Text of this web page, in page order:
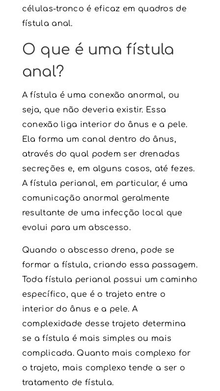
células-tronco é eficaz em quadros de
fístula anal.
O que é umafístula
anal?
Afístula é uma conexão anormal, ou
seja, que não deveria existir. Essa
conexão liga interior do ânus e a pele.
Ela forma um canal dentro do ânus,
através do qual podem ser drenadas
secreções e, em alguns casos, até fezes.
A fístula perianal, em particular, é uma
comunicação anormal geralmente
resultante de uma infecção local que
evolui para um abscesso.
Quando o abscesso drena, pode se
formar a fístula, criando essa passagem.
Todafístula perianal possui um caminho
específico, que é o trajeto entre o
interior do ânus e a pele. A
complexidade desse trajeto determina
se a fístula é mais simples ou mais
complicada. Quanto mais complexo for
o trajeto, mais complexo tende a ser o
tratamento de fístula.